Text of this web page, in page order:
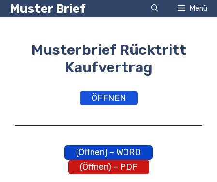
Zum
InhaltMuster Brief Menü
Musterbrief Rücktritt
Kaufvertrag
ÖFFNEN
(Öffnen) – WORD
(Öffnen) – PDF